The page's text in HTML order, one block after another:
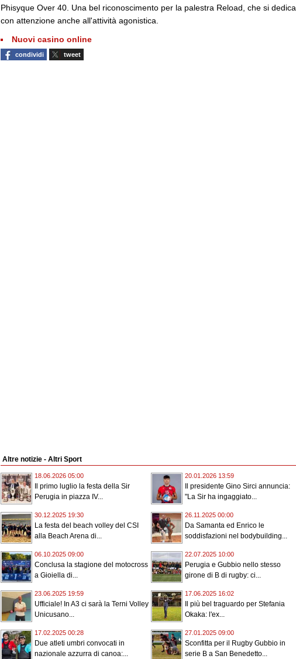
Phisyque Over 40. Una bel riconoscimento per la palestra Reload, che si dedica
con attenzione anche all'attività agonistica.
Nuovi casino online
condividi tweet
Altre notizie - Altri Sport
18.06.2026 05:00
Il primo luglio la festa della Sir
Perugia in piazza IV...
20.01.2026 13:59
Il presidente Gino Sirci annuncia:
"La Sir ha ingaggiato...
30.12.2025 19:30
La festa del beach volley del CSI
alla Beach Arena di...
26.11.2025 00:00
Da Samanta ed Enrico le
soddisfazioni nel bodybuilding...
06.10.2025 09:00
Conclusa la stagione del motocross
a Gioiella di...
22.07.2025 10:00
Perugia e Gubbio nello stesso
girone di B di rugby: ci...
23.06.2025 19:59
Ufficiale! In A3 ci sarà la Terni Volley
Unicusano...
17.06.2025 16:02
Il più bel traguardo per Stefania
Okaka: l'ex...
17.02.2025 00:28
Due atleti umbri convocati in
nazionale azzurra di canoa:...
27.01.2025 09:00
Sconfitta per il Rugby Gubbio in
serie B a San Benedetto...